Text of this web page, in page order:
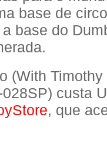
base de
base do
(With
custa
, que